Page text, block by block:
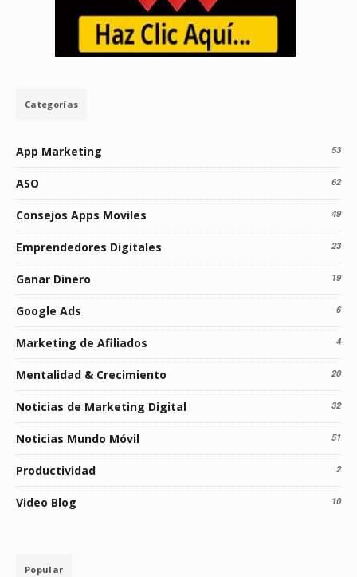
Categorías
App Marketing 53
ASO 62
Consejos Apps Moviles 49
Emprendedores Digitales 23
Ganar Dinero 19
Google Ads 6
Marketing de Afiliados 4
Mentalidad & Crecimiento 20
Noticias de Marketing Digital 32
Noticias Mundo Móvil 51
Productividad 2
Video Blog 10
Popular